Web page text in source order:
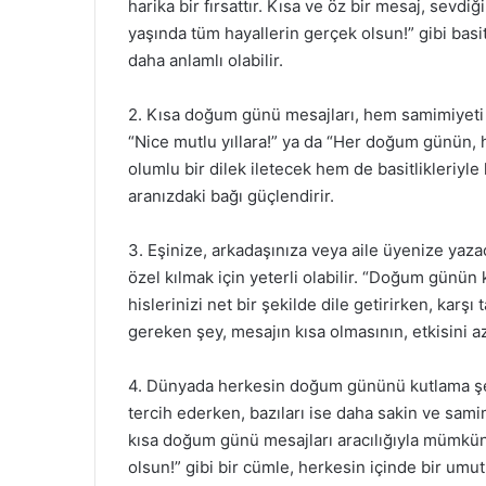
harika bir fırsattır. Kısa ve öz bir mesaj,
yaşında tüm hayallerin gerçek olsun!” gibi
daha anlamlı olabilir.
2. Kısa doğum günü mesajları, hem
“Nice mutlu yıllara!” ya da “Her doğum
olumlu bir dilek iletecek hem de basitlikleriyle
aranızdaki bağı güçlendirir.
3. Eşinize, arkadaşınıza veya aile üyenize
özel kılmak için yeterli olabilir. “Doğum
hislerinizi net bir şekilde dile getirirken, karşı
gereken şey, mesajın kısa olmasının, etkisini
4. Dünyada herkesin doğum gününü kutlama
tercih ederken, bazıları ise daha sakin ve
kısa doğum günü mesajları aracılığıyla
olsun!” gibi bir cümle, herkesin içinde bir